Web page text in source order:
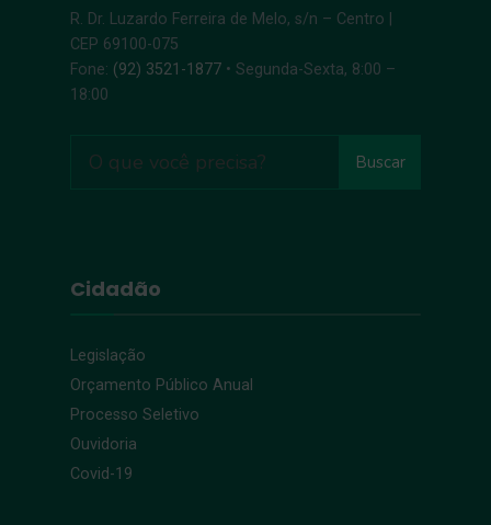
R. Dr. Luzardo Ferreira de Melo, s/n – Centro |
CEP 69100-075
Fone: (92) 3521-1877 • Segunda-Sexta, 8:00 –
18:00
Buscar
Cidadão
Legislação
Orçamento Público Anual
Processo Seletivo
Ouvidoria
Covid-19